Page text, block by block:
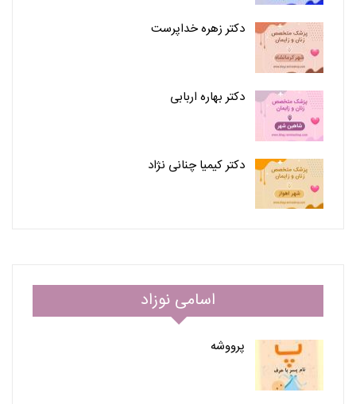
دکتر زهره خداپرست
دکتر بهاره اربابی
دکتر کیمیا چنانی نژاد
اسامی نوزاد
پرووشه